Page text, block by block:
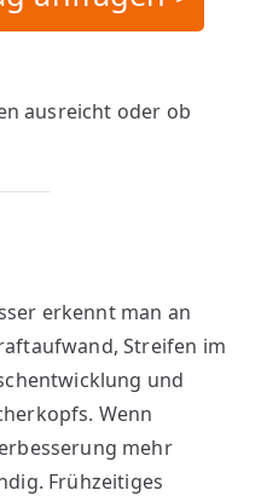
ausreicht oder ob
erkennt man an
Streifen im
und
Wenn
mehr
Frühzeitiges